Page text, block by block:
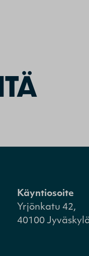
Käyntiosoite
Yrjönkatu 42,
40100